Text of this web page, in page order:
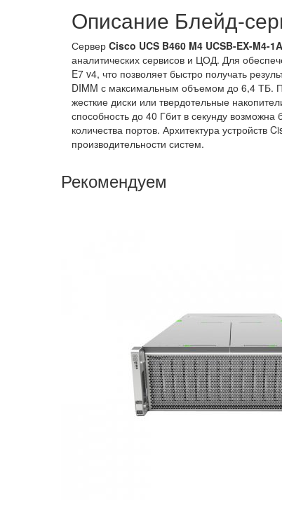
Описание Блейд-
Сервер Cisco UCS B460 M4 UCSB-EX-M4-
аналитических сервисов и ЦОД. Для
E7 v4, что позволяет быстро получать
DIMM с максимальным объемом до 6,4 ТБ.
жесткие диски или твердотельные
способность до 40 Гбит в секунду
количества портов. Архитектура устройств
производительности систем.
Рекомендуем